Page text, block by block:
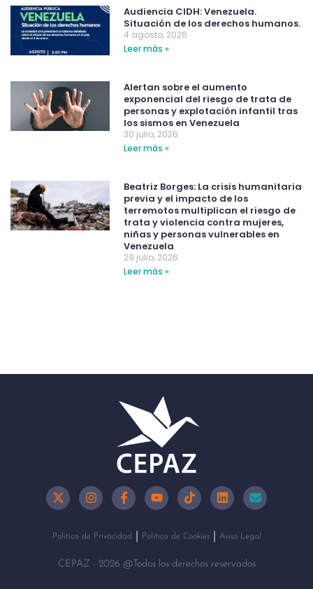
Audiencia CIDH: Venezuela.
Situación de los derechos humanos.
4 agosto, 2026
Leer más »
Alertan sobre el aumento
exponencial del riesgo de trata de
personas y explotación infantil tras
los sismos en Venezuela
30 julio, 2026
Leer más »
Beatriz Borges: La crisis humanitaria
previa y el impacto de los
terremotos multiplican el riesgo de
trata y violencia contra mujeres,
niñas y personas vulnerables en
Venezuela
29 julio, 2026
Leer más »
Política de Privacidad Política de Cookies Aviso Legal
CEPAZ - 2026 @Todos los derechos reservados